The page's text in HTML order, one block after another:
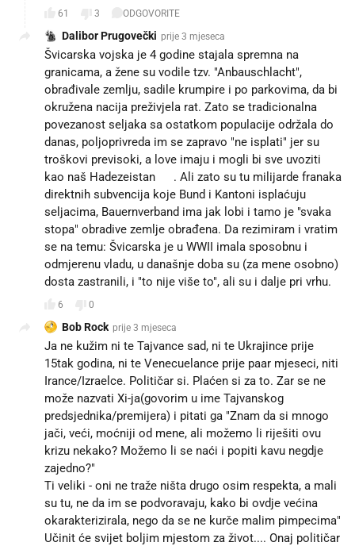
61 3 ODGOVORITE
Dalibor Prugovečki prije 3 mjeseca
Švicarska vojska je 4 godine stajala spremna na
granicama, a žene su vodile tzv. "Anbauschlacht",
obrađivale zemlju, sadile krumpire i po parkovima, da bi
okružena nacija preživjela rat. Zato se tradicionalna
povezanost seljaka sa ostatkom populacije održala do
danas, poljoprivreda im se zapravo "ne isplati" jer su
troškovi previsoki, a love imaju i mogli bi sve uvoziti
kao naš Hadezeistan 😐. Ali zato su tu milijarde franaka
direktnih subvencija koje Bund i Kantoni isplaćuju
seljacima, Bauernverband ima jak lobi i tamo je "svaka
stopa" obradive zemlje obrađena. Da rezimiram i vratim
se na temu: Švicarska je u WWII imala sposobnu i
odmjerenu vladu, u današnje doba su (za mene osobno)
dosta zastranili, i "to nije više to", ali su i dalje pri vrhu.
6 0
Bob Rock prije 3 mjeseca
Ja ne kužim ni te Tajvance sad, ni te Ukrajince prije
15tak godina, ni te Venecuelance prije paar mjeseci, niti
Irance/Izraelce. Političar si. Plaćen si za to. Zar se ne
može nazvati Xi-ja(govorim u ime Tajvanskog
predsjednika/premijera) i pitati ga "Znam da si mnogo
jači, veći, moćniji od mene, ali možemo li riješiti ovu
krizu nekako? Možemo li se naći i popiti kavu negdje
zajedno?"
Ti veliki - oni ne traže ništa drugo osim respekta, a mali
su tu, ne da im se podvoravaju, kako bi ovdje većina
okarakterizirala, nego da se ne kurče malim pimpecima"
Učinit će svijet boljim mjestom za život.... Onaj političar